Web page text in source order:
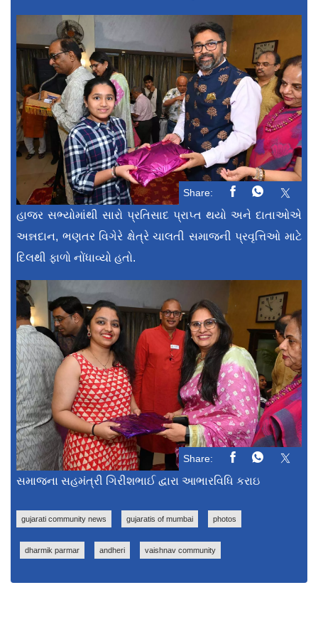
Share:
હાજર સભ્યોમાંથી સારો પ્રતિસાદ પ્રાપ્ત થયો અને દાતાઓએ
અન્નદાન, ભણતર વિગેરે ક્ષેત્રે ચાલતી સમાજની પ્રવૃત્તિઓ માટે
દિલથી ફાળો નોંધાવ્યો હતો.
Share:
સમાજના સહમંત્રી ગિરીશભાઈ દ્વારા આભારવિધિ કરાઇ
gujarati community news gujaratis of mumbai photos
dharmik parmar andheri vaishnav community